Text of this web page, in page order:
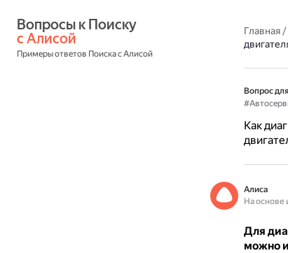
с Алисой
Примеры ответов Поиска с Алисой
Главная/
Вопрос
Как
Алиса
На основе
Для
можно